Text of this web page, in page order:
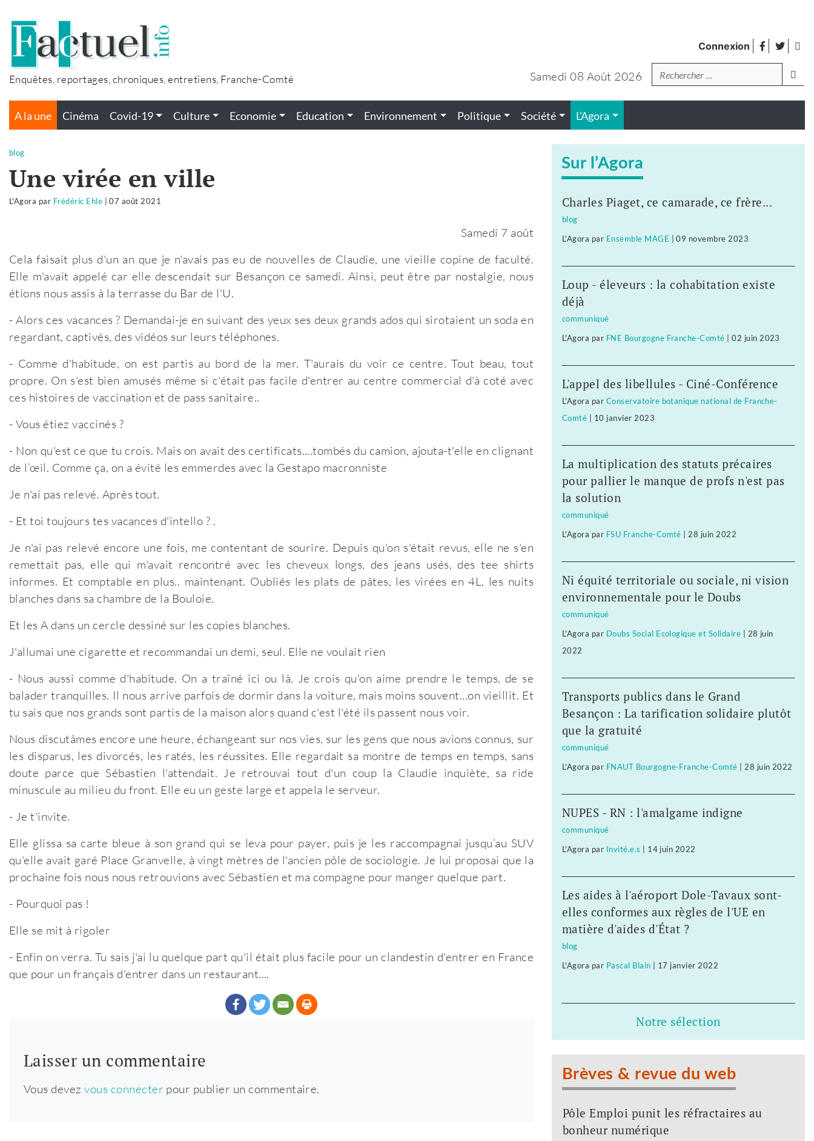
contenu
Enquêtes, reportages, chroniques, entretiens, Franche-Comté
Connexion facebook
twitter
Samedi 08 Août 2026Recherche
A la une Cinéma Covid-19 Culture Economie Education Environnement Politique Société L’Agora
blog
Une virée en ville
L'Agora par Frédéric Ehle |07 août 2021
Samedi 7 août
Cela faisait plus d'un an que je n'avais pas eu de nouvelles de Claudie, une vieille copine de faculté.
Elle m'avait appelé car elle descendait sur Besançon ce samedi. Ainsi, peut être par nostalgie, nous
étions nous assis à la terrasse du Bar de l'U.
- Alors ces vacances ? Demandai-je en suivant des yeux ses deux grands ados qui sirotaient un soda en
regardant, captivés, des vidéos sur leurs téléphones.
- Comme d'habitude, on est partis au bord de la mer. T'aurais du voir ce centre. Tout beau, tout
propre. On s'est bien amusés même si c'était pas facile d'entrer au centre commercial d'à coté avec
ces histoires de vaccination et de pass sanitaire..
- Vous étiez vaccinés ?
- Non qu'est ce que tu crois. Mais on avait des certificats....tombés du camion, ajouta-t'elle en clignant
de l’œil. Comme ça, on a évité les emmerdes avec la Gestapo macronniste
Je n'ai pas relevé. Après tout.
- Et toi toujours tes vacances d'intello ? .
Je n'ai pas relevé encore une fois, me contentant de sourire. Depuis qu'on s'était revus, elle ne s'en
remettait pas, elle qui m'avait rencontré avec les cheveux longs, des jeans usés, des tee shirts
informes. Et comptable en plus.. maintenant. Oubliés les plats de pâtes, les virées en 4L, les nuits
blanches dans sa chambre de la Bouloie.
Et les A dans un cercle dessiné sur les copies blanches.
J'allumai une cigarette et recommandai un demi, seul. Elle ne voulait rien
- Nous aussi comme d'habitude. On a traîné ici ou là. Je crois qu'on aime prendre le temps, de se
balader tranquilles. Il nous arrive parfois de dormir dans la voiture, mais moins souvent...on vieillit. Et
tu sais que nos grands sont partis de la maison alors quand c'est l'été ils passent nous voir.
Nous discutâmes encore une heure, échangeant sur nos vies, sur les gens que nous avions connus, sur
les disparus, les divorcés, les ratés, les réussites. Elle regardait sa montre de temps en temps, sans
doute parce que Sébastien l'attendait. Je retrouvai tout d'un coup la Claudie inquiète, sa ride
minuscule au milieu du front. Elle eu un geste large et appela le serveur.
- Je t'invite.
Elle glissa sa carte bleue à son grand qui se leva pour payer, puis je les raccompagnai jusqu’au SUV
qu'elle avait garé Place Granvelle, à vingt mètres de l'ancien pôle de sociologie. Je lui proposai que la
prochaine fois nous nous retrouvions avec Sébastien et ma compagne pour manger quelque part.
- Pourquoi pas !
Elle se mit à rigoler
- Enfin on verra. Tu sais j'ai lu quelque part qu'il était plus facile pour un clandestin d'entrer en France
que pour un français d'entrer dans un restaurant....
Laisser un commentaire
Vous devezvous connecter pour publier un commentaire.
Sur l’Agora
Charles Piaget, ce camarade, ce frère...
blog
L'Agora par Ensemble MAGE |09 novembre 2023
Loup - éleveurs : la cohabitation existe
déjà
communiqué
L'Agora par FNE Bourgogne Franche-Comté |02 juin 2023
L'appel des libellules - Ciné-Conférence
L'Agora par Conservatoire botanique national de Franche-
Comté
10 janvier 2023
La multiplication des statuts précaires
pour pallier le manque de profs n'est pas
la solution
communiqué
L'Agora par FSU Franche-Comté 28 juin 2022
Ni équité territoriale ou sociale, ni vision
environnementale pour le Doubs
communiqué
L'Agora par Doubs Social Ecologique et Solidaire
28 juin
2022
Transports publics dans le Grand
Besançon : La tarification solidaire plutôt
que la gratuité
communiqué
L'Agora par FNAUT Bourgogne-Franche-Comté 28 juin 2022
NUPES - RN : l'amalgame indigne
communiqué
L'Agora par Invité.e.s 14 juin 2022
Les aides à l'aéroport Dole-Tavaux sont-
elles conformes aux règles de l'UE en
matière d'aides d'État ?
blog
L'Agora par Pascal Blain 17 janvier 2022
Notre sélection
Brèves & revue du web
Pôle Emploi punit les réfractaires au
bonheur numérique